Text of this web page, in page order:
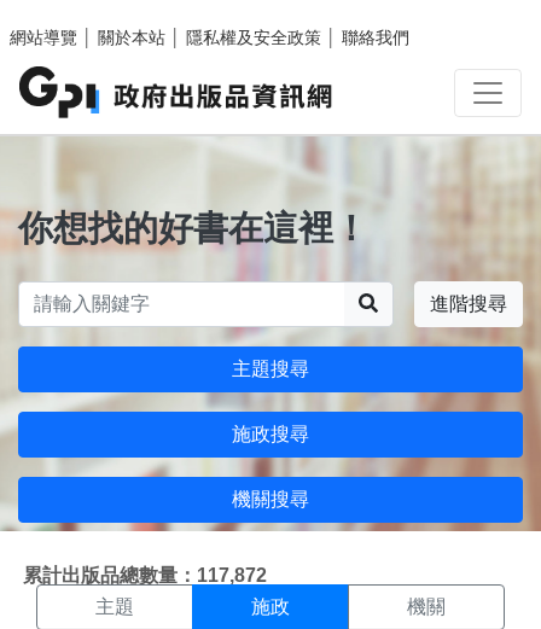
網站導覽
關於本站 隱私權及安全政策 聯絡我們
你想找的好書在這裡！
進階搜尋
主題搜尋
施政搜尋
機關搜尋
累計出版品總數量：117,872
施政搜尋結果頁面
主題 施政 機關